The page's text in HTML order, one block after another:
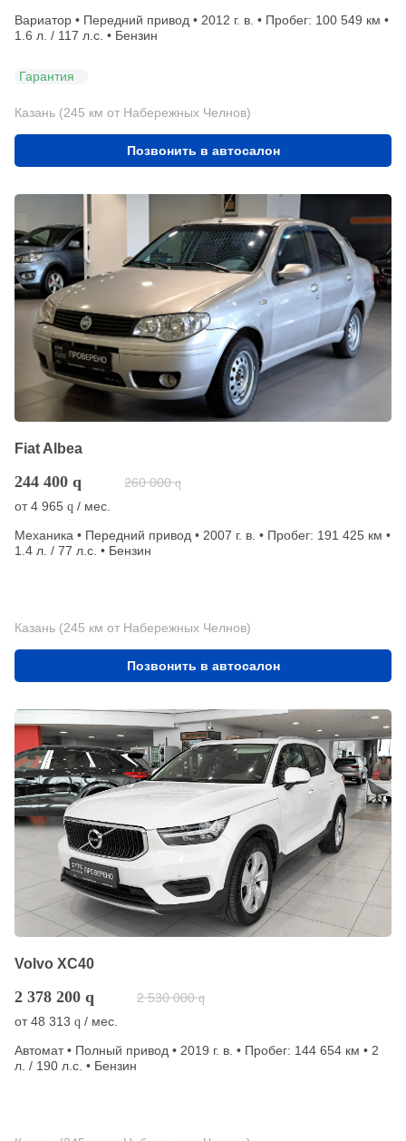
Вариатор • Передний привод • 2012 г. в. • Пробег: 100 549 км •
1.6 л. / 117 л.с. • Бензин
Гарантия
Казань (245 км от Набережных Челнов)
Позвонить в автосалон
Fiat Albea
244 400 q 260 000 q
от4 965 q / мес.
Механика • Передний привод • 2007 г. в. • Пробег: 191 425 км •
1.4 л. / 77 л.с. • Бензин
Казань (245 км от Набережных Челнов)
Позвонить в автосалон
Volvo XC40
2 378 200 q 2 530 000 q
от48 313 q / мес.
Автомат • Полный привод • 2019 г. в. • Пробег: 144 654 км • 2
л. / 190 л.с. • Бензин